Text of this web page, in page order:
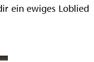
ein ewiges Loblied